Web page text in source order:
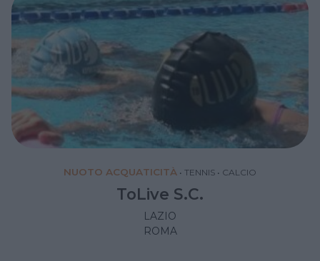
NUOTO ACQUATICITÀ • TENNIS • CALCIO
ToLive S.C.
LAZIO
ROMA